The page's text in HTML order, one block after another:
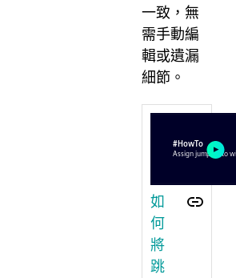
一致，無
需手動編
輯或遺漏
細節。
如
何
將
跳